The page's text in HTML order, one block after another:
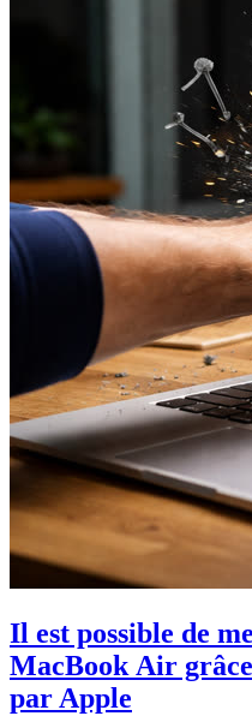
Il est possible de
MacBook Air
par Apple